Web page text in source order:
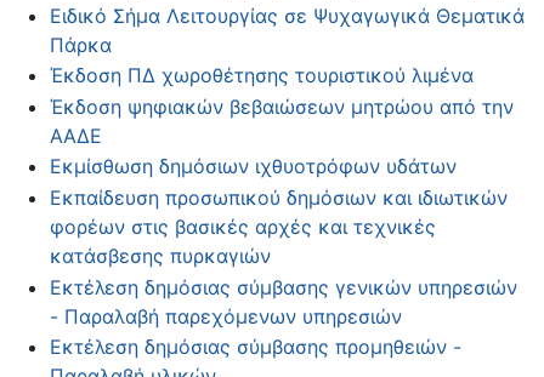
Ειδικό Σήμα Λειτουργίας σε Ψυχαγωγικά Θεματικά
Πάρκα
Έκδοση ΠΔ χωροθέτησης τουριστικού λιμένα
Έκδοση ψηφιακών βεβαιώσεων μητρώου από την
ΑΑΔΕ
Εκμίσθωση δημόσιων ιχθυοτρόφων υδάτων
Εκπαίδευση προσωπικού δημόσιων και ιδιωτικών
φορέων στις βασικές αρχές και τεχνικές
κατάσβεσης πυρκαγιών
Εκτέλεση δημόσιας σύμβασης γενικών υπηρεσιών
- Παραλαβή παρεχόμενων υπηρεσιών
Εκτέλεση δημόσιας σύμβασης προμηθειών -